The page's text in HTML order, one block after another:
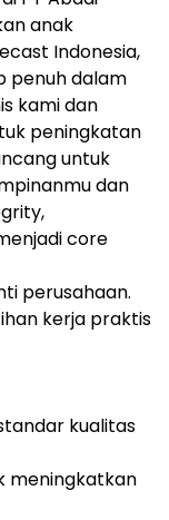
anak
Indonesia,
penuh dalam
kami dan
peningkatan
untuk
dan
core
perusahaan.
kerja praktis
kualitas
meningkatkan